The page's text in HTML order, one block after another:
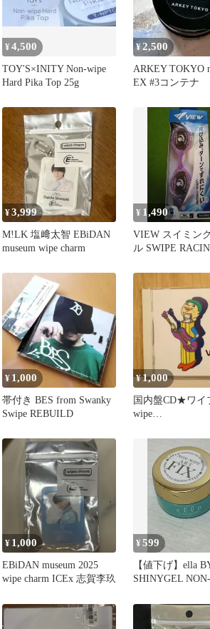
¥4,500
TOY'S×INITY Non-wipe
Hard Pika Top 25g
¥2,500
ARKEY TOKYO
EX #3コンテナ
¥3,999
M!LK 塩﨑太智 EBiDAN
museum wipe charm
¥ 1,490
VIEW スイミン
ル SWIPE
¥ 1,000
帯付き BES from Swanky
Swipe REBUILD
¥1,000
国内盤CD★ワイ
wipe
4460】Y73747
¥ 1,000
EBiDAN museum 2025
wipe charm ICEx 志賀李玖
¥599
【値下げ】ella
SHINYGEL